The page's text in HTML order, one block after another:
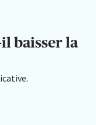
baisser la